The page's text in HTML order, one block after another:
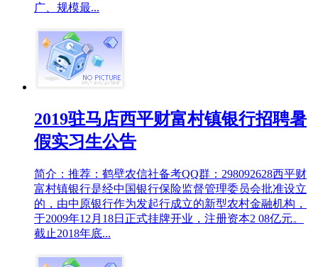
广、规模最...
2019驻马店西平财富村镇银行招聘暑
假实习生公告
简介：推荐：鹤壁农信社备考QQ群：298092628西平财
富村镇银行是经中国银行保险监督管理委员会批准设立
的，由中原银行作为发起行成立的新型农村金融机构，
于2009年12月18日正式挂牌开业，注册资本2 08亿元。
截止2018年底...